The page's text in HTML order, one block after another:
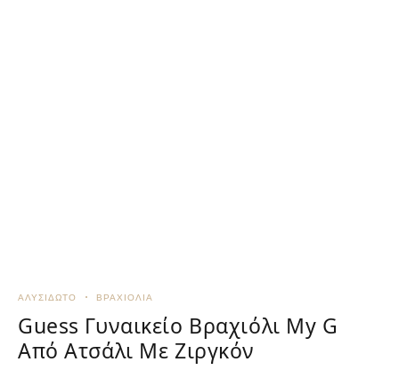
ΑΛΥΣΙΔΩΤΌ ΒΡΑΧΙΌΛΙΑ
Guess Γυναικείο Βραχιόλι My G
Από Ατσάλι Με Ζιργκόν